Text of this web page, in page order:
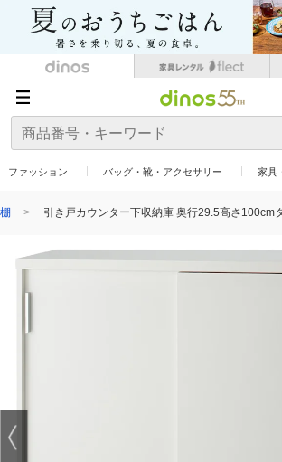
ファッション バッグ・靴・アクセサリー 家具
引き戸カウンター下収納庫 奥行29.5高さ100cm